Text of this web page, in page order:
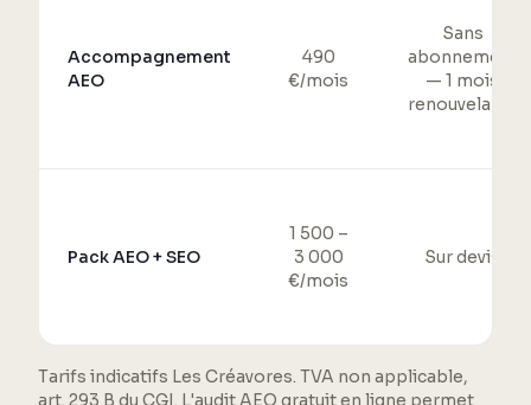
Accompagnement
AEO
490
€/mois
Sans
abonnement
— 1 mois
renouvelable
Pack AEO + SEO
1 500 –
3 000
€/mois
Sur devis
Tarifs indicatifs Les Créavores. TVA non applicable,
art. 293 B du CGI. L'audit AEO gratuit en ligne permet